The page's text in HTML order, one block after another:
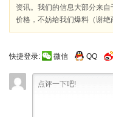
资讯。我们的信息大部分来
价格，不妨给我们爆料（谢绝
快捷登录: 微信 QQ